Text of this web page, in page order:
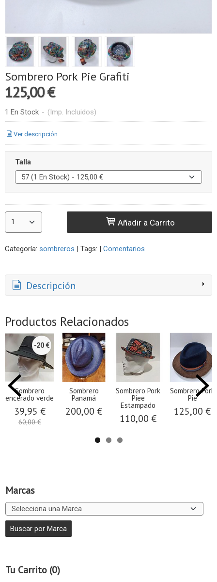
Marcas
Tu Carrito (0)
Sombrero Pork Pie Grafiti
125,00 €
1 En Stock - (Imp. Incluidos)
Ver descripción
Talla
Añadir a Carrito
Categoría: sombreros | Tags: | Comentarios
Descripción
Productos Relacionados
-20 €
Sombrero
encerado verde
39,95 €
60,00 €
Sombrero
Panamá
200,00 €
Sombrero Pork
Piee
Estampado
110,00 €
Sombrero Pork
Pie
125,00 €